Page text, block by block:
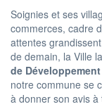
Soignies et ses
commerces, cadre
attentes
de demain, la Ville
de
notre commune se
à donner son avis